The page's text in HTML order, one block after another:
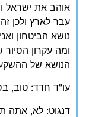
אוהב את ישראל
עבר לארץ ולכן
נושא הביטחון
ומה עקרון
הנושא של
עו"ד חדד: טוב,
דנגוט: לא, אתה